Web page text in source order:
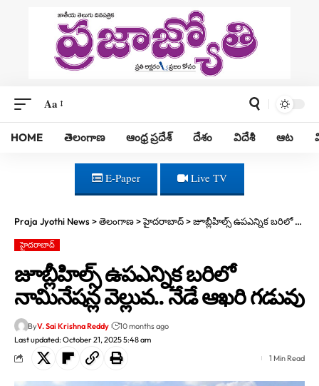
Aa
HOME తెలంగాణ ఆంధ్ర ప్రదేశ్ దేశం విదేశీ ఆట
E-Paper Live TV
Praja Jyothi News>తెలంగాణ>హైదరాబాద్>జూబ్లీహిల్స్ ఉపఎన్నిక బరిలో నామినేషన్ల వెల్లువ.. నేడే ఆఖ‌రి గ‌డువు
హైదరాబాద్
జూబ్లీహిల్స్ ఉపఎన్నిక బరిలో
నామినేషన్ల వెల్లువ.. నేడే ఆఖ‌రి గ‌డువు
Last updated: October 21, 2025 5:48 am
ByV. Sai Krishna Reddy 10 months ago
1 Min Read